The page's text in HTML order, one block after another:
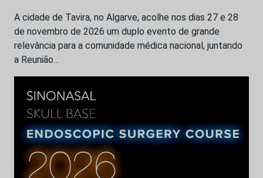
A cidade de Tavira, no Algarve, acolhe nos dias 27 e 28
de novembro de 2026 um duplo evento de grande
relevância para a comunidade médica nacional, juntando
a Reunião…